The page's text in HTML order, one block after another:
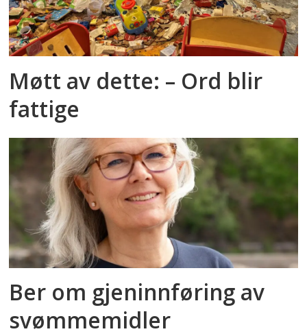
Møtt av dette: – Ord blir
fattige
Ber om gjeninnføring av
svømmemidler